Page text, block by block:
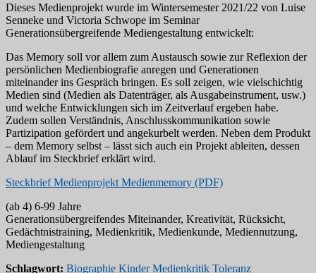
Dieses Medienprojekt wurde im Wintersemester 2021/22 von Luise
Senneke und Victoria Schwope im Seminar
Generationsübergreifende Mediengestaltung entwickelt:
Das Memory soll vor allem zum Austausch sowie zur Reflexion der
persönlichen Medienbiografie anregen und Generationen
miteinander ins Gespräch bringen. Es soll zeigen, wie vielschichtig
Medien sind (Medien als Datenträger, als Ausgabeinstrument, usw.)
und welche Entwicklungen sich im Zeitverlauf ergeben habe.
Zudem sollen Verständnis, Anschlusskommunikation sowie
Partizipation gefördert und angekurbelt werden. Neben dem Produkt
– dem Memory selbst – lässt sich auch ein Projekt ableiten, dessen
Ablauf im Steckbrief erklärt wird.
Steckbrief Medienprojekt Medienmemory (PDF)
(ab 4) 6-99 Jahre
Generationsübergreifendes Miteinander, Kreativität, Rücksicht,
Gedächtnistraining, Medienkritik, Medienkunde, Mediennutzung,
Mediengestaltung
Schlagwort: Biographie Kinder Medienkritik Toleranz